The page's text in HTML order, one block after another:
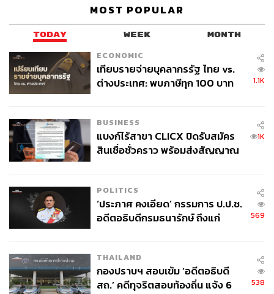
ABOUT THE AUTHOR
THE STANDARD TEAM
MOST POPULAR
TODAY WEEK MONTH
ECONOMIC
เทียบรายจ่ายบุคลากรรัฐ ไทย vs.
ต่างประเทศ: พบภาษีทุก 100 บาท
1.1K
BUSINESS
แบงก์ไร้สาขา CLICX ปิดรับสมัคร
สินเชื่อชั่วคราว พร้อมส่งสัญญาณ
1K
POLITICS
‘ประภาศ คงเอียด’ กรรมการ ป.ป.ช.
อดีตอธิบดีกรมธนารักษ์ ถึงแก่
569
THAILAND
กองปราบฯ สอบเข้ม ‘อดีตอธิบดี
สถ.’ คดีทุจริตสอบท้องถิ่น แจ้ง 6
538